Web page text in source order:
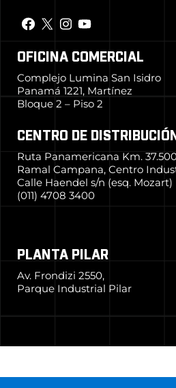
OFICINA COMERCIAL
Complejo Lumina San Isidro
Panamá 1221, Martínez
Bloque 2 – Piso 2
CENTRO DE
Ruta Panamericana Km.
Ramal Campana, Centro
Calle Haendel s/n (esq. Mozart)
(011) 4708 3400
PLANTA PILAR
Av. Frondizi 2550,
Parque Industrial Pilar